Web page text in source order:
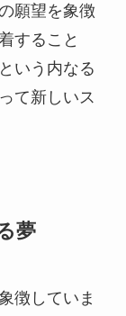
願望を象徴
すること
いう内なる
て新しいス
夢
徴していま